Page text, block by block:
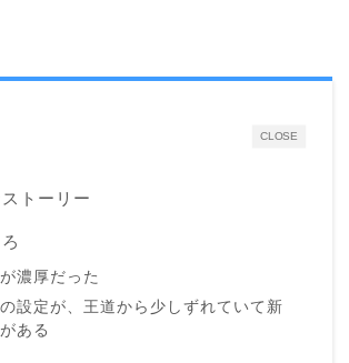
CLOSE
トーリー
濃厚だった
設定が、王道から少しずれていて新
ある